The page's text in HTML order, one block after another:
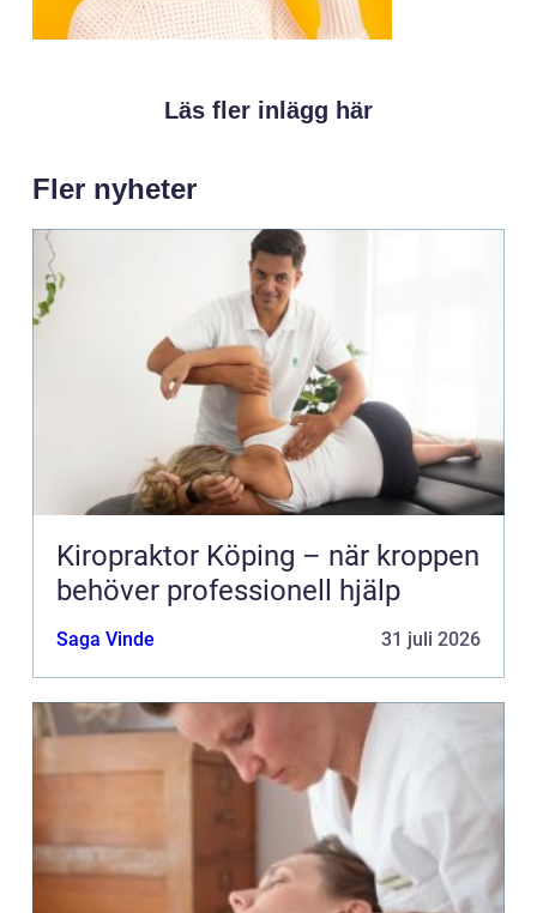
Läs fler inlägg här
Fler nyheter
Kiropraktor Köping – när kroppen
behöver professionell hjälp
Saga Vinde 31 juli 2026